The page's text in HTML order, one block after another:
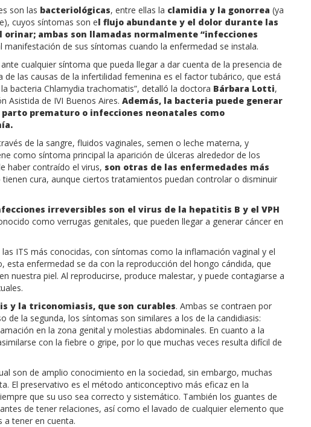
son las bacteriológicas, entre ellas la clamidia y la gonorrea (ya
cuyos síntomas son el flujo abundante y el dolor durante las
orinar; ambas son llamadas normalmente “infecciones
manifestación de sus síntomas cuando la enfermedad se instala.
cualquier síntoma que pueda llegar a dar cuenta de la presencia de
de las causas de la infertilidad femenina es el factor tubárico, que está
bacteria Chlamydia trachomatis”, detalló la doctora Bárbara Lotti,
Asistida de IVI Buenos Aires. Además, la bacteria puede generar
prematuro o infecciones neonatales como
de la sangre, fluidos vaginales, semen o leche materna, y
como síntoma principal la aparición de úlceras alrededor de los
haber contraído el virus, son otras de las enfermedades más
tienen cura, aunque ciertos tratamientos puedan controlar o disminuir
irreversibles son el virus de la hepatitis B y el VPH
como verrugas genitales, que pueden llegar a generar cáncer en
ITS más conocidas, con síntomas como la inflamación vaginal y el
esta enfermedad se da con la reproducción del hongo cándida, que
nuestra piel. Al reproducirse, produce malestar, y puede contagiarse a
y la triconomiasis, que son curables. Ambas se contraen por
de la segunda, los síntomas son similares a los de la candidiasis:
en la zona genital y molestias abdominales. En cuanto a la
con la fiebre o gripe, por lo que muchas veces resulta difícil de
son de amplio conocimiento en la sociedad, sin embargo, muchas
El preservativo es el método anticonceptivo más eficaz en la
que su uso sea correcto y sistemático. También los guantes de
de tener relaciones, así como el lavado de cualquier elemento que
a tener en cuenta.